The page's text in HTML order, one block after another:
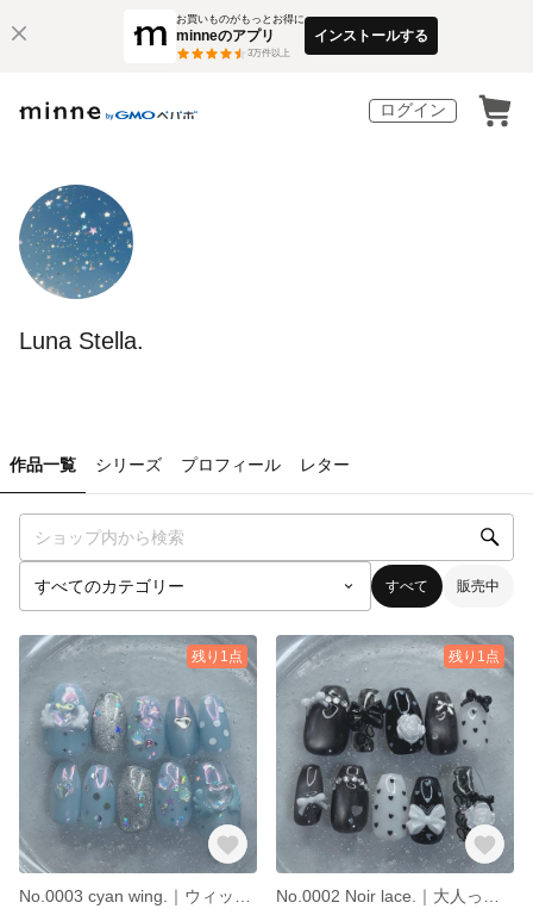
お買いものがもっとお得に
minneのアプリ
3万件以上
インストールする
ログイン
Luna Stella.
作品一覧 シリーズ プロフィール レター
すべて 販売中
残り1点 残り1点